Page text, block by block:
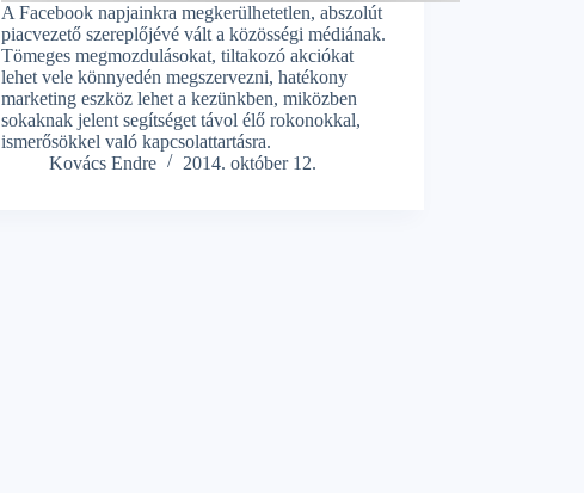
A Facebook napjainkra megkerülhetetlen, abszolút
piacvezető szereplőjévé vált a közösségi médiának.
Tömeges megmozdulásokat, tiltakozó akciókat
lehet vele könnyedén megszervezni, hatékony
marketing eszköz lehet a kezünkben, miközben
sokaknak jelent segítséget távol élő rokonokkal,
ismerősökkel való kapcsolattartásra.
Kovács Endre
2014. október 12.